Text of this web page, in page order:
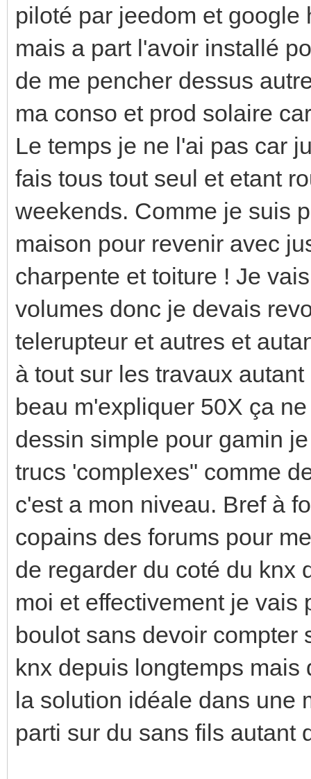
piloté par jeedom et
mais a part l'avoir installé
de me pencher dessus
ma conso et prod solaire
Le temps je ne l'ai pas car
fais tous tout seul et etant
weekends. Comme je suis
maison pour revenir avec
charpente et toiture ! Je
volumes donc je devais
telerupteur et autres et
à tout sur les travaux
beau m'expliquer 50X ça
dessin simple pour gamin
trucs 'complexes" comme
c'est a mon niveau. Bref à
copains des forums pour
de regarder du coté du knx
moi et effectivement je vais
boulot sans devoir compter
knx depuis longtemps
la solution idéale dans une
parti sur du sans fils autant